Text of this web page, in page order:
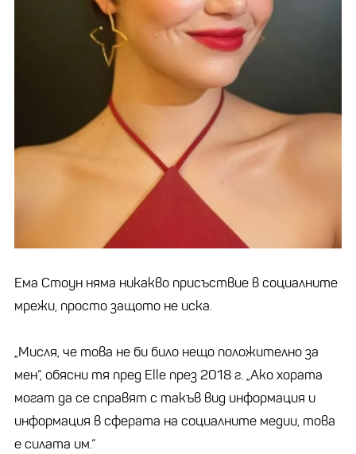
Ема Стоун няма никакво присъствие в социалните
мрежи, просто защото не иска.
„Мисля, че това не би било нещо положително за
мен“, обясни тя пред Elle през 2018 г. „Ако хората
могат да се справят с такъв вид информация и
информация в сферата на социалните медии, това
е силата им.“